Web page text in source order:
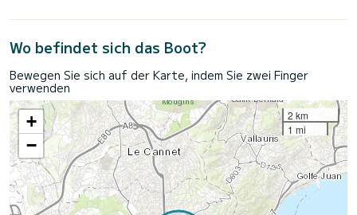
Wo befindet sich das Boot?
Bewegen Sie sich auf der Karte, indem Sie zwei Finger
verwenden
+
−
2 km
1 mi